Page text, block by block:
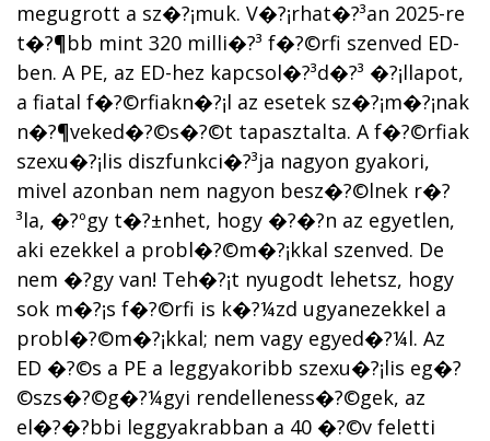
megugrott a sz�?¡muk. V�?¡rhat�?³an 2025-re
t�?¶bb mint 320 milli�?³ f�?©rfi szenved ED-
ben. A PE, az ED-hez kapcsol�?³d�?³ �?¡llapot,
a fiatal f�?©rfiakn�?¡l az esetek sz�?¡m�?¡nak
n�?¶veked�?©s�?©t tapasztalta. A f�?©rfiak
szexu�?¡lis diszfunkci�?³ja nagyon gyakori,
mivel azonban nem nagyon besz�?©lnek r�?
³la, �?ºgy t�?±nhet, hogy �?�?n az egyetlen,
aki ezekkel a probl�?©m�?¡kkal szenved. De
nem �?­gy van! Teh�?¡t nyugodt lehetsz, hogy
sok m�?¡s f�?©rfi is k�?¼zd ugyanezekkel a
probl�?©m�?¡kkal; nem vagy egyed�?¼l. Az
ED �?©s a PE a leggyakoribb szexu�?¡lis eg�?
©szs�?©g�?¼gyi rendelleness�?©gek, az
el�?�?bbi leggyakrabban a 40 �?©v feletti